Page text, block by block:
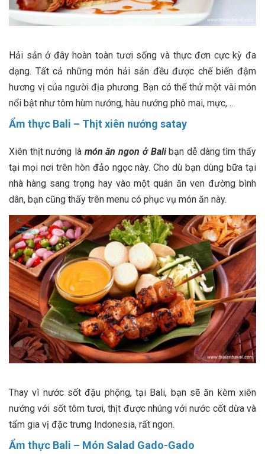
Hải sản ở đây hoàn toàn tươi sống và thực đơn cực kỳ đa
dạng. Tất cả những món hải sản đều được chế biến đậm
hương vị của người địa phương. Bạn có thể thử một vài món
nổi bật như tôm hùm nướng, hàu nướng phô mai, mực,…
Ẩm thực Bali – Thịt xiên nướng satay
Xiên thịt nướng là món ăn ngon ở Bali bạn dễ dàng tìm thấy
tại mọi nơi trên hòn đảo ngọc này. Cho dù bạn dùng bữa tại
nhà hàng sang trọng hay vào một quán ăn ven đường bình
dân, bạn cũng thấy trên menu có phục vụ món ăn này.
Thay vì nước sốt đậu phộng, tại Bali, bạn sẽ ăn kèm xiên
nướng với sốt tôm tươi, thịt được nhúng với nước cốt dừa và
tẩm gia vị đặc trưng Indonesia, rất ngon.
Ẩm thực Bali – Món Salad Gado-Gado